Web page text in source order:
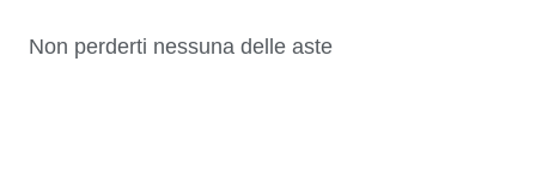
Non perderti nessuna delle aste